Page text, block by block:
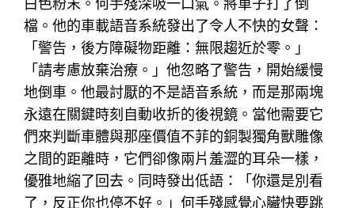
白色粉末。何手殘深吸一口氣。將車子打了倒
檔。他的車載語音系統發出了令人不快的女聲：
「警告，後方障礙物距離：無限趨近於零。」
「請考慮放棄治療。」他忽略了警告，開始緩慢
地倒車。他最討厭的不是語音系統，而是那兩塊
永遠在關鍵時刻自動收折的後視鏡。當他需要它
們來判斷車體與那座價值不菲的銅製獨角獸雕像
之間的距離時，它們卻像兩片羞澀的耳朵一樣，
優雅地縮了回去。同時發出低語：「你還是別看
了，反正你也停不好。」何手殘感覺心臟快要跳